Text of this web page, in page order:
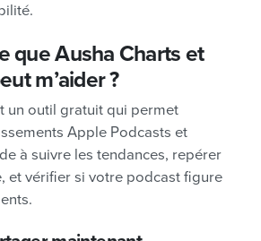
que Ausha Charts et
m’aider ?
un outil gratuit qui permet
Apple Podcasts et
à suivre les tendances, repérer
et vérifier si votre podcast figure